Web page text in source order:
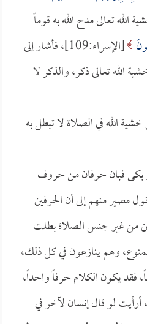
من خشية الله تعالى مدح الله به قوماً
[الإسراء:109]، فأشار إلى
الله تعالى ذكر، والذكر لا
الله في الصلاة لا تبطل به
أو بكى فبان حرفان من حروف
مصير منهم إلى أن الحرفين
من غير جنس الصلاة بطلت
وهم ينازعون في كل ذلك،
فقد يكون الكلام حرفاً واحداً،
أرأيت لو قال إنسان لآخر في